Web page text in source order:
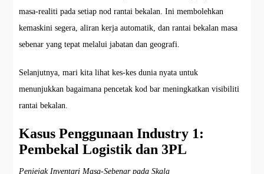
masa-realiti pada setiap nod rantai bekalan. Ini membolehkan
kemaskini segera, aliran kerja automatik, dan rantai bekalan masa
sebenar yang tepat melalui jabatan dan geografi.
Selanjutnya, mari kita lihat kes-kes dunia nyata untuk
menunjukkan bagaimana pencetak kod bar meningkatkan visibiliti
rantai bekalan.
Kasus Penggunaan Industry 1:
Pembekal Logistik dan 3PL
Penjejak Inventari Masa-Sebenar pada Skala